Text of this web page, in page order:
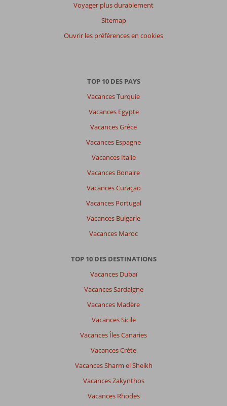
Voyager plus durablement
Sitemap
Ouvrir les préférences en cookies
TOP 10 DES PAYS
Vacances Turquie
Vacances Egypte
Vacances Grèce
Vacances Espagne
Vacances Italie
Vacances Bonaire
Vacances Curaçao
Vacances Portugal
Vacances Bulgarie
Vacances Maroc
TOP 10 DES DESTINATIONS
Vacances Dubaï
Vacances Sardaigne
Vacances Madère
Vacances Sicile
Vacances Îles Canaries
Vacances Crète
Vacances Sharm el Sheikh
Vacances Zakynthos
Vacances Rhodes